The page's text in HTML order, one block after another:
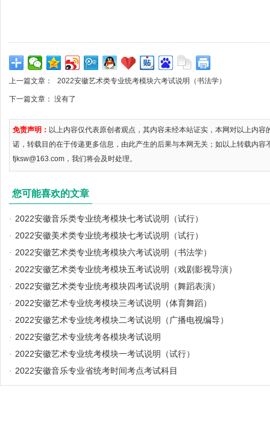
上一篇文章： 2022安徽艺术类专业统考模块六考试说明（书法学）
下一篇文章： 没有了
免责声明： 以上内容仅代表原创者观点，其内容未经本站证实，本网对以上内
诺，转载目的在于传递更多信息，由此产生的后果与本网无关；如以上转载内容
fjksw@163.com，我们将会及时处理。
您可能喜欢的文章
· 2022安徽音乐类专业统考模块七考试说明（试行）
· 2022安徽美术类专业统考模块七考试说明（试行）
· 2022安徽艺术类专业统考模块六考试说明（书法学）
· 2022安徽艺术类专业统考模块五考试说明（戏剧影视导演）
· 2022安徽艺术类专业统考模块四考试说明（舞蹈表演）
· 2022安徽艺术专业统考模块三考试说明（体育舞蹈）
· 2022安徽艺术专业统考模块二考试说明（广播电视编导）
· 2022安徽艺术专业统考各模块考试说明
· 2022安徽艺术专业统考模块一考试说明（试行）
· 2022安徽音乐专业省统考时间考点考试科目